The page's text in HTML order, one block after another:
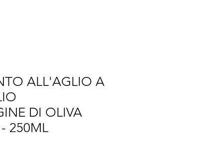
ALL'AGLIO A
DI OLIVA
250ML